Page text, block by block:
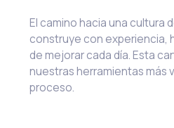
El camino hacia una cultura
construye con experiencia,
de mejorar cada día. Esta
nuestras herramientas más
proceso.